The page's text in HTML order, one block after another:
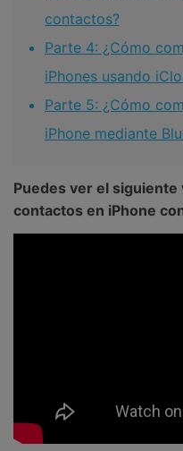
contactos?
Parte 4: ¿Cómo
iPhones usando
Parte 5: ¿Cómo
iPhone mediante
Puedes ver el
contactos en iPhone